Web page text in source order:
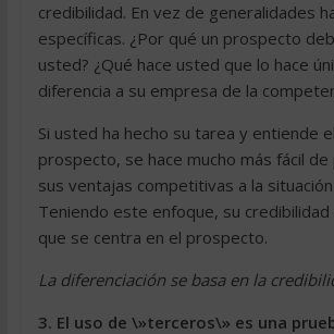
credibilidad. En vez de generalidades
específicas. ¿Por qué un prospecto
usted? ¿Qué hace usted que lo hace
diferencia a su empresa de la
Si usted ha hecho su tarea y entiende
prospecto, se hace mucho más fácil
sus ventajas competitivas a la
Teniendo este enfoque, su credibilidad
que se centra en el prospecto.
La diferenciación se basa en la
3. El uso de \»terceros\» es una